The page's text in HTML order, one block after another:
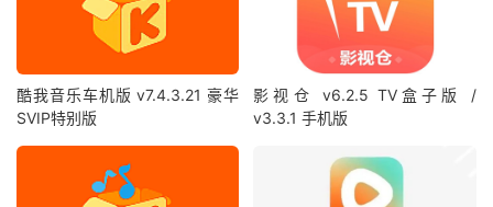
酷我音乐车机版 v7.4.3.21 豪华
SVIP特别版
影视仓 v6.2.5 TV盒子版 /
v3.3.1 手机版